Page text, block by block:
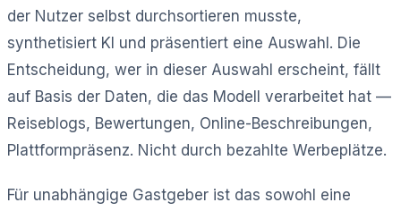
der Nutzer selbst durchsortieren musste,
synthetisiert KI und präsentiert eine Auswahl. Die
Entscheidung, wer in dieser Auswahl erscheint, fällt
auf Basis der Daten, die das Modell verarbeitet hat —
Reiseblogs, Bewertungen, Online-Beschreibungen,
Plattformpräsenz. Nicht durch bezahlte Werbeplätze.
Für unabhängige Gastgeber ist das sowohl eine